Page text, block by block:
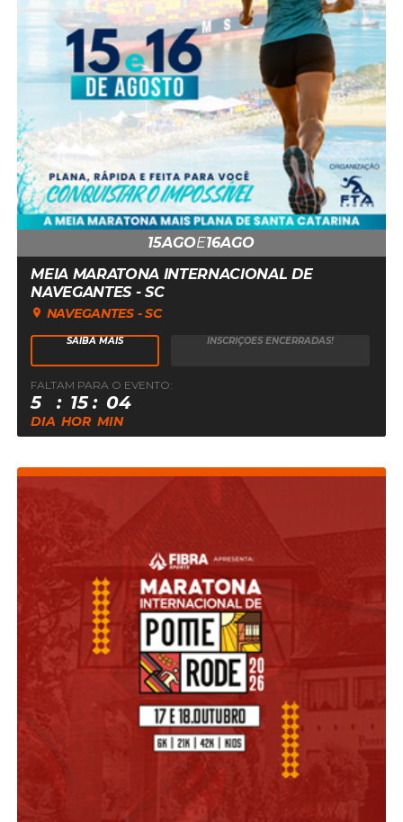
15AGOE16AGO
MEIA MARATONA INTERNACIONAL DE
NAVEGANTES - SC
NAVEGANTES - SC
SAIBA MAIS INSCRIÇÕES ENCERRADAS!
FALTAM PARA O EVENTO:
15
DE
AGOSTO
DE
ÀS
18:30:00
5
DIA
15
HOR
04
MIN